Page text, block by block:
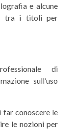
e alcune
tra i titoli per
di
sull’uso
far conoscere le
le nozioni per